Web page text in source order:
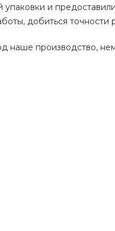
упаковки и
добиться точности
производство,